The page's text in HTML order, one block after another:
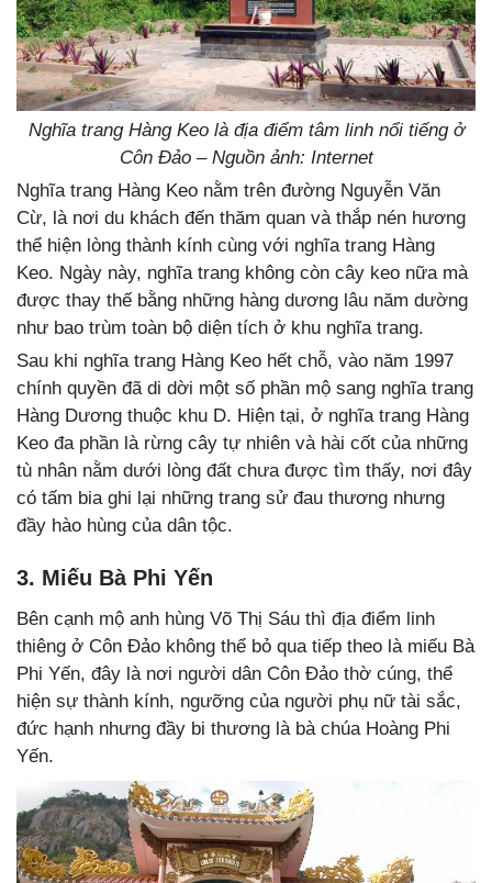
Nghĩa trang Hàng Keo là địa điểm tâm linh nổi tiếng ở
Côn Đảo – Nguồn ảnh: Internet
Nghĩa trang Hàng Keo nằm trên đường Nguyễn Văn
Cừ, là nơi du khách đến thăm quan và thắp nén hương
thể hiện lòng thành kính cùng với nghĩa trang Hàng
Keo. Ngày này, nghĩa trang không còn cây keo nữa mà
được thay thế bằng những hàng dương lâu năm dường
như bao trùm toàn bộ diện tích ở khu nghĩa trang.
Sau khi nghĩa trang Hàng Keo hết chỗ, vào năm 1997
chính quyền đã di dời một số phần mộ sang nghĩa trang
Hàng Dương thuộc khu D. Hiện tại, ở nghĩa trang Hàng
Keo đa phần là rừng cây tự nhiên và hài cốt của những
tù nhân nằm dưới lòng đất chưa được tìm thấy, nơi đây
có tấm bia ghi lại những trang sử đau thương nhưng
đầy hào hùng của dân tộc.
3. Miếu Bà Phi Yến
Bên cạnh mộ anh hùng Võ Thị Sáu thì địa điểm linh
thiêng ở Côn Đảo không thể bỏ qua tiếp theo là miếu Bà
Phi Yến, đây là nơi người dân Côn Đảo thờ cúng, thể
hiện sự thành kính, ngưỡng của người phụ nữ tài sắc,
đức hạnh nhưng đầy bi thương là bà chúa Hoàng Phi
Yến.